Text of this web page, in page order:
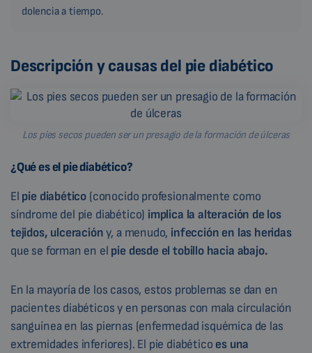
dolencia a tiempo.
Descripción y causas del pie diabético
Los pies secos pueden ser un presagio de la formación de úlceras
¿Qué es el pie diabético?
El pie diabético (conocido profesionalmente como
síndrome del pie diabético) implica la alteración de los
tejidos, ulceracióny, a menudo, infección en las heridas
que se forman en el pie desde el tobillo hacia abajo.
En la mayoría de los casos, estos problemas se dan en
pacientes diabéticos y en personas con mala circulación
sanguínea en las piernas (enfermedad isquémica de las
extremidades inferiores). El pie diabético es una